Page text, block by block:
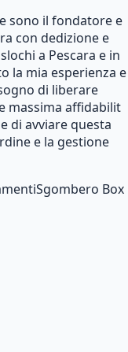
sono il fondatore e
con dedizione e
a Pescara e in
la mia esperienza e
di liberare
massima affidabilit
di avviare questa
e la gestione
Sgombero Box